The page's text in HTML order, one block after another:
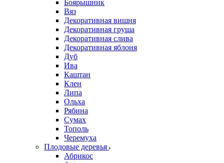
Боярышник
Вяз
Декоративная вишня
Декоративная груша
Декоративная слива
Декоративная яблоня
Дуб
Ива
Каштан
Клен
Липа
Ольха
Рябина
Сумах
Тополь
Черемуха
Плодовые деревья
Абрикос